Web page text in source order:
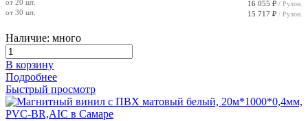
от 20 шт. 16 055 ₽ / Рулон.
от 30 шт. 15 717 ₽ / Рулон.
Наличие: много
В корзину
Подробнее
Быстрый просмотр